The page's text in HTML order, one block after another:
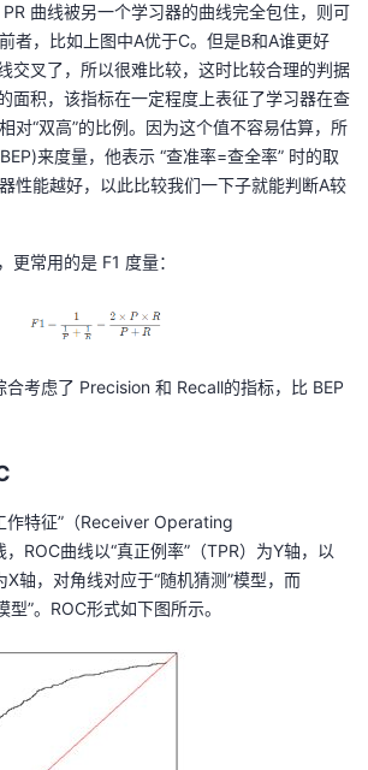
曲线被另一个学习器的曲线完全包住，则可
者，比如上图中A优于C。但是B和A谁更好
交叉了，所以很难比较，这时比较合理的判据
面积，该指标在一定程度上表征了学习器在查
对“双高”的比例。因为这个值不容易估算，所
来度量，他表示 “查准率=查全率” 时的取
性能越好，以此比较我们一下子就能判断A较
更常用的是 F1 度量：
考虑了 Precision 和 Recall的指标，比 BEP
作特征”（Receiver Operating
ROC曲线以“真正例率”（TPR）为Y轴，以
X轴，对角线对应于“随机猜测”模型，而
型”。ROC形式如下图所示。